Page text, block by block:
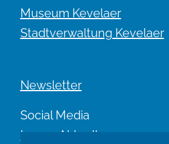
Museum Kevelaer
Stadtverwaltung Kevelaer
Newsletter
Social Media
Immer Aktuell.